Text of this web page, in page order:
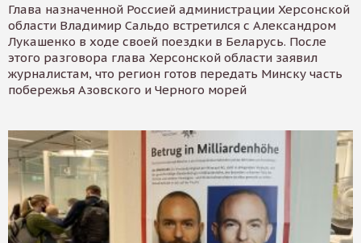
Глава назначенной Россией администрации Херсонской
области Владимир Сальдо встретился с Александром
Лукашенко в ходе своей поездки в Беларусь. После
этого разговора глава Херсонской области заявил
журналистам, что регион готов передать Минску часть
побережья Азовского и Черного морей